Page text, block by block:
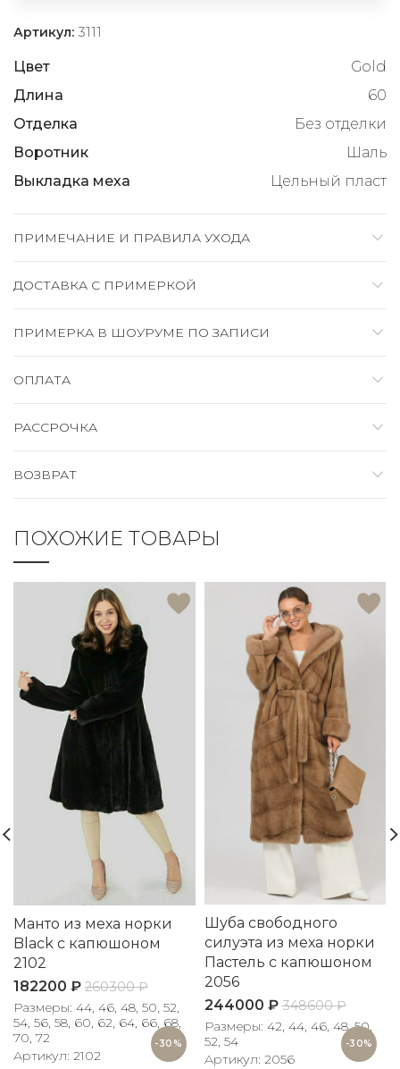
Артикул: 3111
Цвет
Gold
Длина
60
Отделка
Без отделки
Воротник
Шаль
Выкладка меха
Цельный пласт
ПРИМЕЧАНИЕ И ПРАВИЛА УХОДА
ДОСТАВКА C ПРИМЕРКОЙ
ПРИМЕРКА В ШОУРУМЕ ПО ЗАПИСИ
ОПЛАТА
РАССРОЧКА
ВОЗВРАТ
ПОХОЖИЕ ТОВАРЫ
-30%
Манто из меха норки
Black с капюшоном
2102
182200 ₽ 260300₽
Размеры: 44, 46, 48, 50, 52,
54, 56, 58, 60, 62, 64, 66, 68,
70, 72
Артикул: 2102
-30%
Шуба свободного
силуэта из меха норки
Пастель с капюшоном
2056
244000 ₽ 348600₽
Размеры: 42, 44, 46, 48, 50,
52, 54
Артикул: 2056